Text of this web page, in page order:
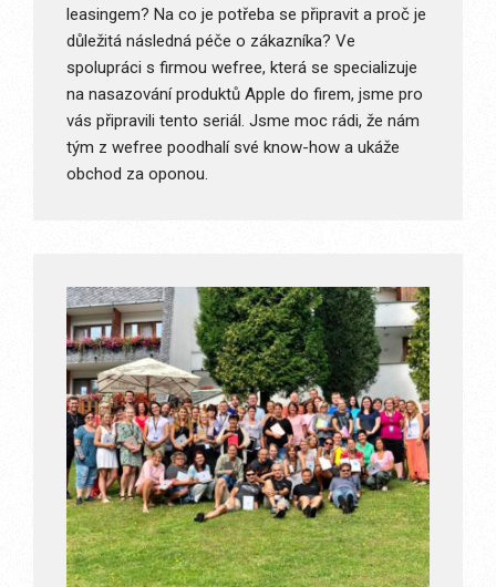
leasingem? Na co je potřeba se připravit a proč je
důležitá následná péče o zákazníka? Ve
spolupráci s firmou wefree, která se specializuje
na nasazování produktů Apple do firem, jsme pro
vás připravili tento seriál. Jsme moc rádi, že nám
tým z wefree poodhalí své know-how a ukáže
obchod za oponou.